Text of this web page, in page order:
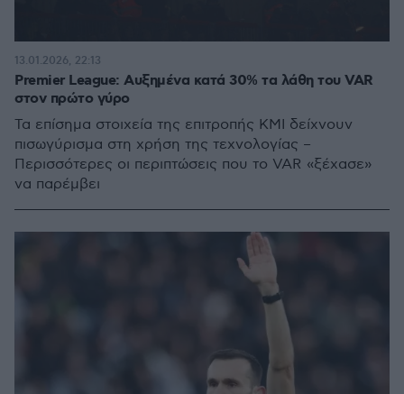
Premier League: Αυξημένα κατά 30% τα λάθη του VAR
στον πρώτο γύρο
Τα επίσημα στοιχεία της επιτροπής KMI δείχνουν
πισωγύρισμα στη χρήση της τεχνολογίας –
Περισσότερες οι περιπτώσεις που το VAR «ξέχασε»
να παρέμβει
13.01.2026, 22:13